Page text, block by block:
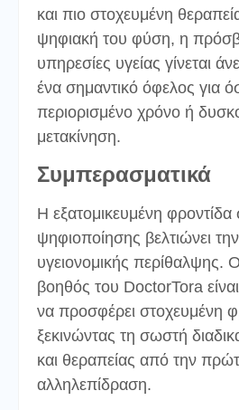
και πιο στοχευμένη
ψηφιακή του φύση, η
υπηρεσίες υγείας γίνεται
ένα σημαντικό όφελος για
περιορισμένο χρόνο ή
μετακίνηση.
Συμπερασματικά
Η εξατομικευμένη
ψηφιοποίησης βελτιώνει
υγειονομικής περίθαλψης.
βοηθός του DoctorTora
να προσφέρει στοχευμένη
ξεκινώντας τη σωστή
και θεραπείας από την
αλληλεπίδραση.